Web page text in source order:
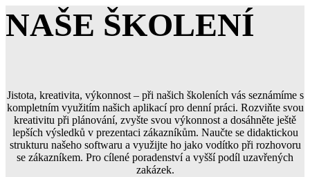
NAŠE ŠKOLENÍ
Jistota, kreativita, výkonnost – při našich školeních vás seznámíme s
kompletním využitím našich aplikací pro denní práci. Rozviňte svou
kreativitu při plánování, zvyšte svou výkonnost a dosáhněte ještě
lepších výsledků v prezentaci zákazníkům. Naučte se didaktickou
strukturu našeho softwaru a využijte ho jako vodítko při rozhovoru
se zákazníkem. Pro cílené poradenství a vyšší podíl uzavřených
zakázek.